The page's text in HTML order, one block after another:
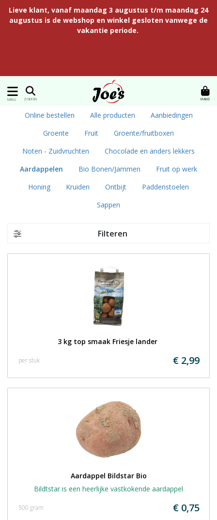
Lieve klant, vanaf maandag 3 augustus t/m maandag 24
augustus is de webshop en winkel gesloten vanwege de
vakantie periode.
MENU ZOEKEN MAND
Online bestellen Alle producten
Aanbiedingen
Groente
Fruit
Groente/fruitboxen
Noten - Zuidvruchten
Chocolade en anders lekkers
Aardappelen
Bio Bonen/Jammen
Fruit op werk
Honing
Kruiden Ontbijt
Paddenstoelen
Sappen
Filteren
3 kg top smaak Friesje lander
€ 2,99
per stuk
Aardappel Bildstar Bio
Bildtstar is een heerlijke vastkokende aardappel
€ 0,75
500 gram